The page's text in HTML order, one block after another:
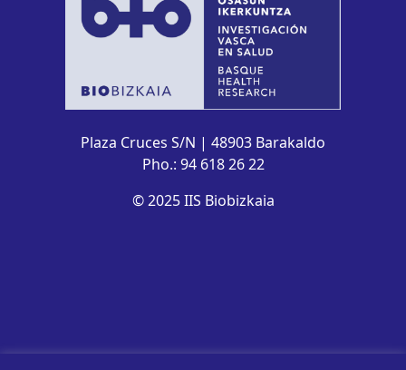
Plaza Cruces S/N | 48903 Barakaldo
Pho.: 94 618 26 22
© 2025 IIS Biobizkaia